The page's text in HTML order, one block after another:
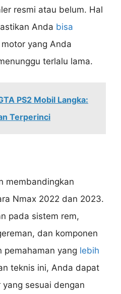
resmi atau belum. Hal
Anda bisa
yang Anda
terlalu lama.
PS2 Mobil Langka:
Terperinci
membandingkan
Nmax 2022 dan 2023.
pada sistem rem,
dan komponen
pemahaman yang lebih
teknis ini, Anda dapat
sesuai dengan